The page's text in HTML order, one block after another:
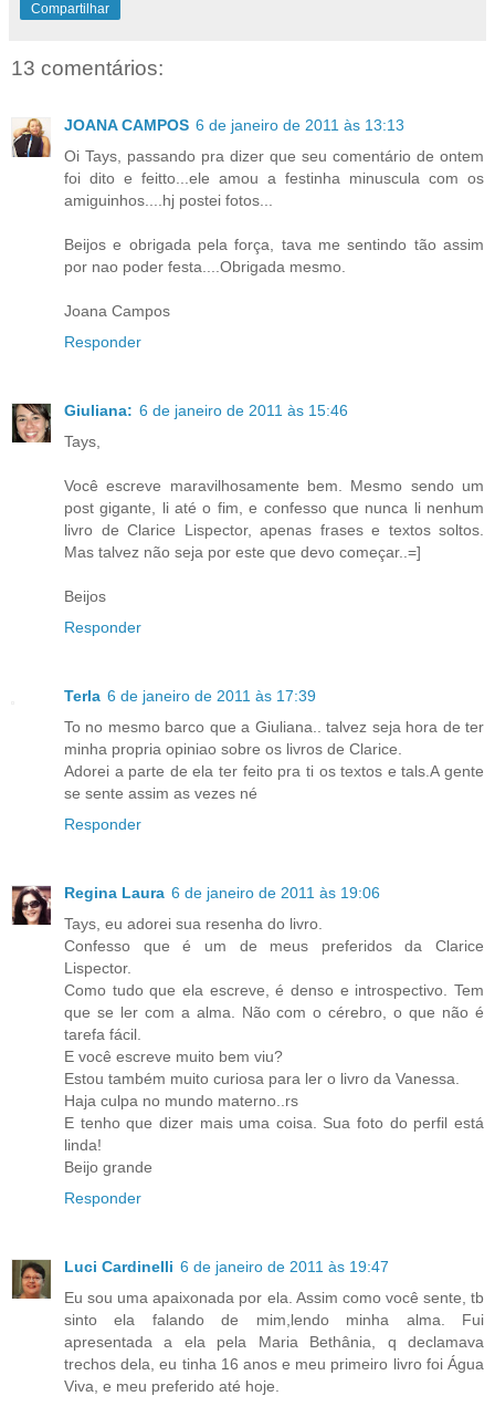
Compartilhar
13 comentários:
JOANA CAMPOS 6 de janeiro de 2011 às 13:13
Oi Tays, passando pra dizer que seu comentário de ontem
foi dito e feitto...ele amou a festinha minuscula com os
amiguinhos....hj postei fotos...
Beijos e obrigada pela força, tava me sentindo tão assim
por nao poder festa....Obrigada mesmo.
Joana Campos
Responder
Giuliana: 6 de janeiro de 2011 às 15:46
Tays,
Você escreve maravilhosamente bem. Mesmo sendo um
post gigante, li até o fim, e confesso que nunca li nenhum
livro de Clarice Lispector, apenas frases e textos soltos.
Mas talvez não seja por este que devo começar..=]
Beijos
Responder
Terla 6 de janeiro de 2011 às 17:39
To no mesmo barco que a Giuliana.. talvez seja hora de ter
minha propria opiniao sobre os livros de Clarice.
Adorei a parte de ela ter feito pra ti os textos e tals.A gente
se sente assim as vezes né
Responder
Regina Laura 6 de janeiro de 2011 às 19:06
Tays, eu adorei sua resenha do livro.
Confesso que é um de meus preferidos da Clarice
Lispector.
Como tudo que ela escreve, é denso e introspectivo. Tem
que se ler com a alma. Não com o cérebro, o que não é
tarefa fácil.
E você escreve muito bem viu?
Estou também muito curiosa para ler o livro da Vanessa.
Haja culpa no mundo materno..rs
E tenho que dizer mais uma coisa. Sua foto do perfil está
linda!
Beijo grande
Responder
Luci Cardinelli 6 de janeiro de 2011 às 19:47
Eu sou uma apaixonada por ela. Assim como você sente, tb
sinto ela falando de mim,lendo minha alma. Fui
apresentada a ela pela Maria Bethânia, q declamava
trechos dela, eu tinha 16 anos e meu primeiro livro foi Água
Viva, e meu preferido até hoje.